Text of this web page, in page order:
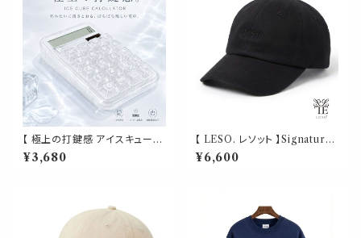
【 極上の打鍵感 アイスキューブ
クリア 電卓 】ホワイト AMSR
音フェチ タイピング ぽちぽち 1
れ かわいい 卓上電卓
¥3,680
【 LESO. レソット 】Signature
Minimalist Cap - Black ユニ
セックス / アジャスタブル
¥6,600